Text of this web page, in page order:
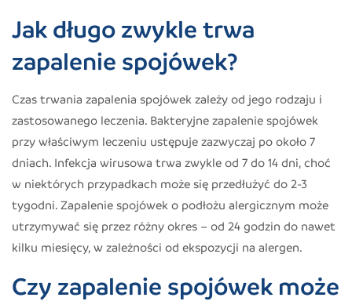
Jak długo zwykle trwa
zapalenie spojówek?
Czas trwania zapalenia spojówek zależy od jego rodzaju i
zastosowanego leczenia. Bakteryjne zapalenie spojówek
przy właściwym leczeniu ustępuje zazwyczaj po około 7
dniach. Infekcja wirusowa trwa zwykle od 7 do 14 dni, choć
w niektórych przypadkach może się przedłużyć do 2-3
tygodni. Zapalenie spojówek o podłożu alergicznym może
utrzymywać się przez różny okres – od 24 godzin do nawet
kilku miesięcy, w zależności od ekspozycji na alergen.
Czy zapalenie spojówek może